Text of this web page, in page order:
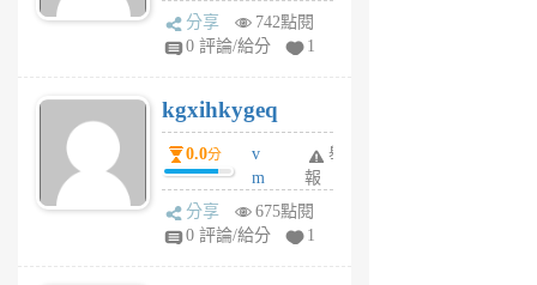
wi
w
6
個
月
前
分享
742點閱
0 評論/給分
1
kgxihkygeq
0.0分
v
m
sg
sr
舉
報
分享
675點閱
0 評論/給分
1